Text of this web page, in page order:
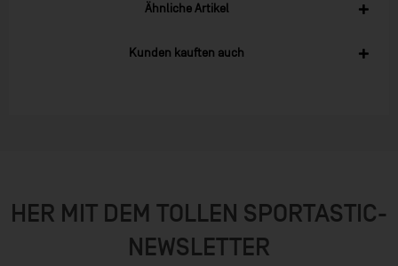
Ähnliche Artikel
Kunden kauften auch
HER MIT DEM TOLLEN SPORTASTIC-
NEWSLETTER